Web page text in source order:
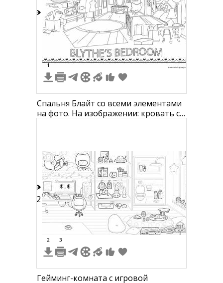
1
Спальня Блайт со всеми элементами
на фото. На изображении: кровать с
для одежды, окна, коробки на полу.
12
2 3
Гейминг-комната с игровой